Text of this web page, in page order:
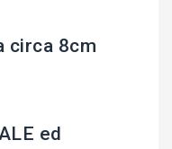
circa 8cm
ed